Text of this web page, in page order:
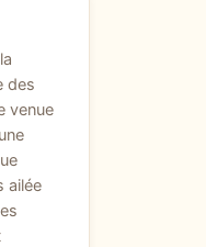
des
venue
ailée